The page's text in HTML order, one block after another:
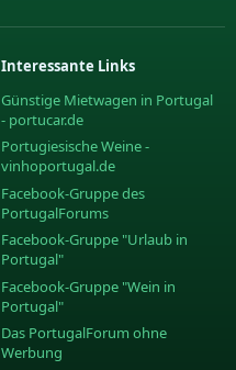
Interessante Links
Günstige Mietwagen in Portugal
- portucar.de
Portugiesische Weine -
vinhoportugal.de
Facebook-Gruppe des
PortugalForums
Facebook-Gruppe "Urlaub in
Portugal"
Facebook-Gruppe "Wein in
Portugal"
Das PortugalForum ohne
Werbung